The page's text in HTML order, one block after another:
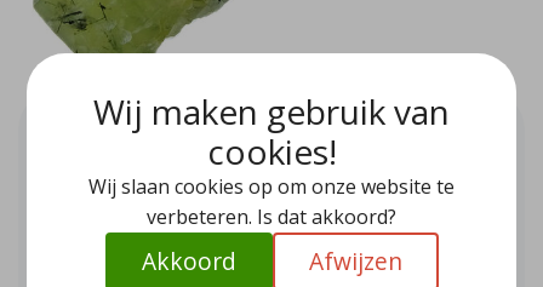
Mooie prehniet uit Marokko 9,5
EUR 19,95
Prachtig groene prehniet die bekend staat als de steen van
de onvoorwaardelijke liefde.
Wij maken gebruik van
cookies!
Wij slaan cookies op om onze website te
verbeteren. Is dat akkoord?
Akkoord Afwijzen